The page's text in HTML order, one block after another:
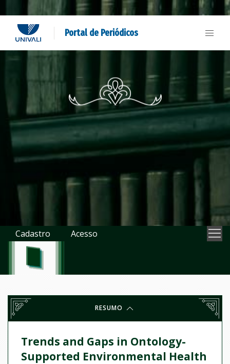
Portal de Periódicos
Cadastro Acesso
RESUMO
Trends and Gaps in Ontology-
Supported Environmental Health